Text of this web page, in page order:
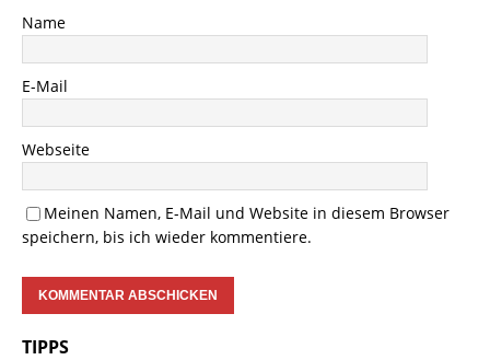
Name
E-Mail
Webseite
Meinen Namen, E-Mail und Website in diesem Browser
speichern, bis ich wieder kommentiere.
TIPPS